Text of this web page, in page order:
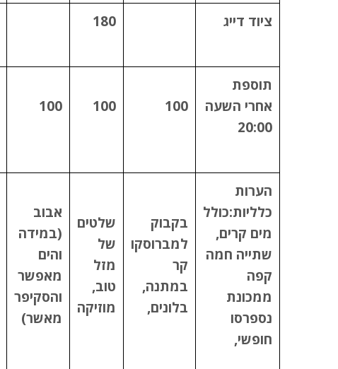
ציוד דייג 180
תוספת
אחרי השעה
20:00
100
100
100
הערות
כלליות:כולל
מים קרים,
שתייה חמה
קפה
ממכונת
נספרסו
חופשי,
בקבוק
למברוסקו
קר
במתנה,
בלונים,
שלטים
של
מזל
טוב,
מוזיקה
אבוב
(במידה
והים
מאפשר
והסקיפר
מאשר)